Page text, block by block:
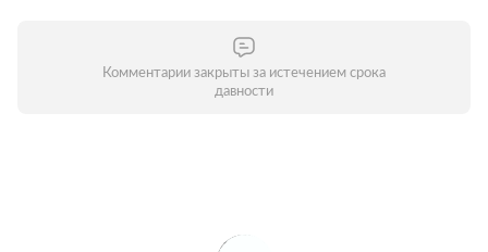
Комментарии закрыты за истечением срока
давности